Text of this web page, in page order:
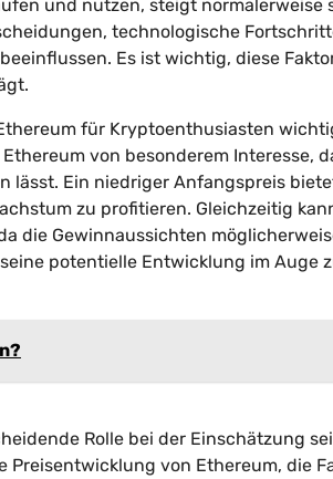
und nutzen, steigt normalerweise
technologische
Es ist wichtig, diese
für Kryptoenthusiasten
von besonderem Interesse,
Ein niedriger Anfangspreis
zu profitieren. Gleichzeitig
die Gewinnaussichten
potentielle Entwicklung im Auge
Rolle bei der Einschätzung
von Ethereum, die